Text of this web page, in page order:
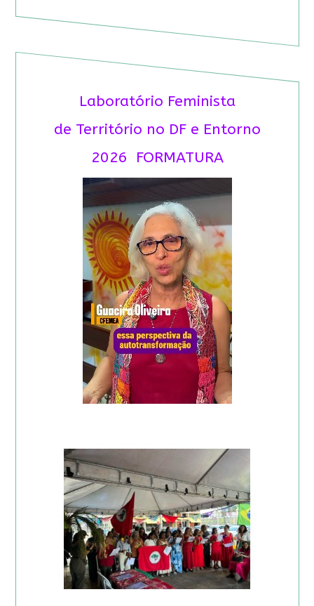
Laboratório Feminista
de Território no DF e Entorno
2026 FORMATURA